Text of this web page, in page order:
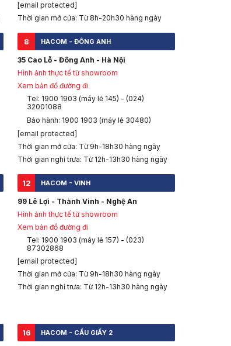
[email protected]
Thời gian mở cửa: Từ 8h-20h30 hàng ngày
8 HACOM - ĐÔNG ANH
35 Cao Lỗ - Đông Anh - Hà Nội
Hình ảnh thực tế từ showroom
Xem bản đồ đường đi
Tel: 1900 1903 (máy lẻ 145) - (024)
32001088
Bảo hành: 1900 1903 (máy lẻ 30480)
[email protected]
Thời gian mở cửa: Từ 9h-18h30 hàng ngày
Thời gian nghỉ trưa: Từ 12h-13h30 hàng ngày
12 HACOM - VINH
99 Lê Lợi - Thành Vinh - Nghệ An
Hình ảnh thực tế từ showroom
Xem bản đồ đường đi
Tel: 1900 1903 (máy lẻ 157) - (023)
87302868
[email protected]
Thời gian mở cửa: Từ 9h-18h30 hàng ngày
Thời gian nghỉ trưa: Từ 12h-13h30 hàng ngày
16 HACOM - CẦU GIẤY 2